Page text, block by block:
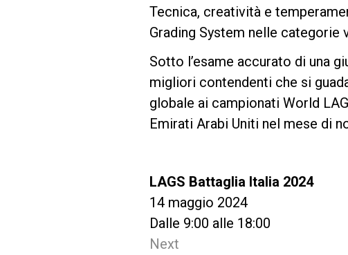
Tecnica, creatività e
Grading System nelle categorie
Sotto l’esame accurato di una
migliori contendenti che si
globale ai campionati World
Emirati Arabi Uniti nel mese di
LAGS Battaglia Italia 2024
14 maggio 2024
Dalle 9:00 alle 18:00
Next